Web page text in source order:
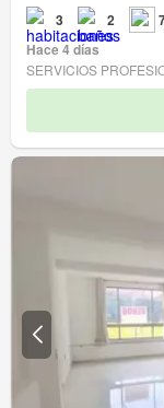
3 2
Hace 4 días
SERVICIOS